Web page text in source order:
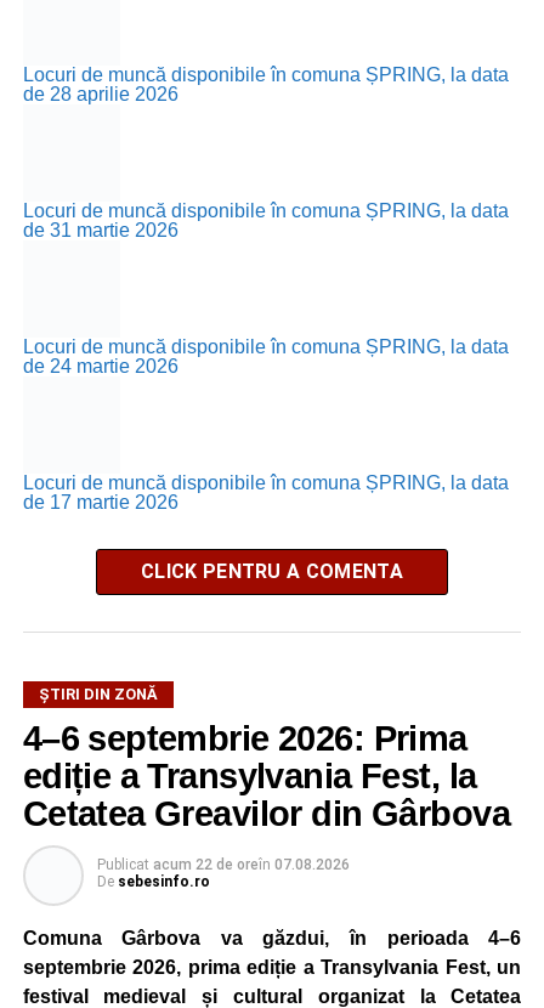
Locuri de muncă disponibile în comuna ȘPRING, la data
de 28 aprilie 2026
Locuri de muncă disponibile în comuna ȘPRING, la data
de 31 martie 2026
Locuri de muncă disponibile în comuna ȘPRING, la data
de 24 martie 2026
Locuri de muncă disponibile în comuna ȘPRING, la data
de 17 martie 2026
CLICK PENTRU A COMENTA
ȘTIRI DIN ZONĂ
4–6 septembrie 2026: Prima
ediție a Transylvania Fest, la
Cetatea Greavilor din Gârbova
Publicat acum 22 de oreîn 07.08.2026
De sebesinfo.ro
Comuna Gârbova va găzdui, în perioada 4–6
septembrie 2026, prima ediție a Transylvania Fest, un
festival medieval și cultural organizat la Cetatea